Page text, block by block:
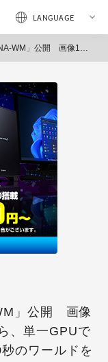
一GPUでアクション制御可能な720p・60秒のワールドを合成
」公開 画像
、単一GPUで
のワールドを